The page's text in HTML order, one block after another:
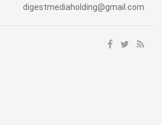
digestmediaholding@gmail.com